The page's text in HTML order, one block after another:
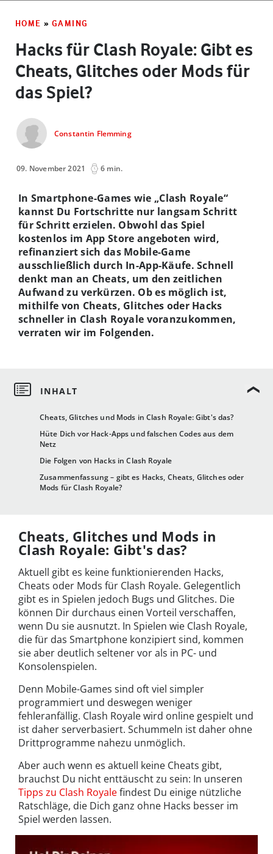
HOME » GAMING
Hacks für Clash Royale: Gibt es
Cheats, Glitches oder Mods für
das Spiel?
Constantin Flemming
09. November 2021 6 min.
Cheats, Glitches und Mods in Clash Royale: Gibt's das?
Hüte Dich vor Hack-Apps und falschen Codes aus dem
Netz
Die Folgen von Hacks in Clash Royale
Zusammenfassung – gibt es Hacks, Cheats, Glitches oder
Mods für Clash Royale?
In Smartphone-Games wie „Clash Royale“
kannst Du Fortschritte nur langsam Schritt
für Schritt erzielen. Obwohl das Spiel
kostenlos im App Store angeboten wird,
refinanziert sich das Mobile-Game
ausschließlich durch In-App-Käufe. Schnell
denkt man an Cheats, um den zeitlichen
Aufwand zu verkürzen. Ob es möglich ist,
mithilfe von Cheats, Glitches oder Hacks
schneller in Clash Royale voranzukommen,
verraten wir im Folgenden.
Cheats, Glitches und Mods in
Clash Royale: Gibt's das?
Aktuell gibt es keine funktionierenden Hacks,
Cheats oder Mods für Clash Royale. Gelegentlich
gibt es in Spielen jedoch Bugs und Glitches. Die
können Dir durchaus einen Vorteil verschaffen,
wenn Du sie ausnutzt. In Spielen wie Clash Royale,
die für das Smartphone konzipiert sind, kommen
sie aber deutlich seltener vor als in PC- und
Konsolenspielen.
Denn Mobile-Games sind oft viel simpler
programmiert und deswegen weniger
fehleranfällig. Clash Royale wird online gespielt und
ist daher serverbasiert. Schummeln ist daher ohne
Drittprogramme nahezu unmöglich.
Aber auch wenn es aktuell keine Cheats gibt,
brauchst Du nicht enttäuscht zu sein: In unseren
Tipps zu Clash Royalefindest Du einige nützliche
Ratschläge, die Dich ganz ohne Hacks besser im
Spiel werden lassen.